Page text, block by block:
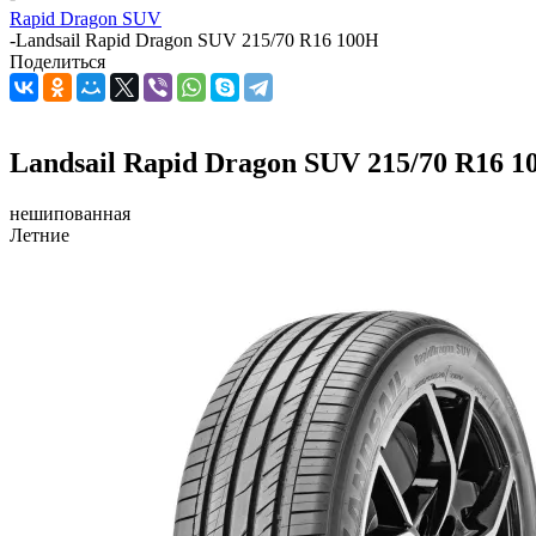
Rapid Dragon SUV
-Landsail Rapid Dragon SUV 215/70 R16 100H
Поделиться
Landsail Rapid Dragon SUV 215/70 R16
нешипованная
Летние